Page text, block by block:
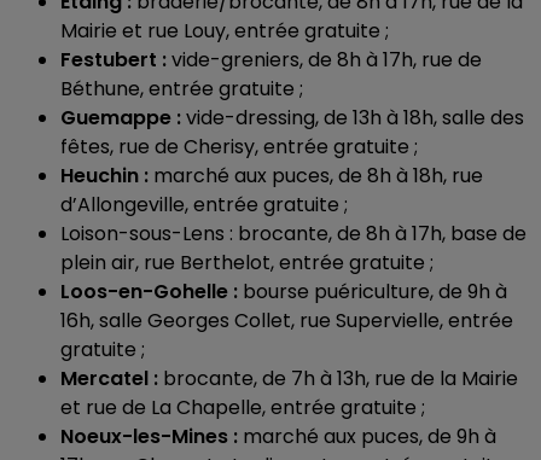
Mairie et rue Louy, entrée gratuite ;
Festubert :vide-greniers, de 8h à 17h, rue de
Béthune, entrée gratuite ;
Guemappe :vide-dressing, de 13h à 18h, salle des
fêtes, rue de Cherisy, entrée gratuite ;
Heuchin : marché aux puces, de 8h à 18h, rue
d’Allongeville, entrée gratuite ;
Loison-sous-Lens : brocante, de 8h à 17h, base de
plein air, rue Berthelot, entrée gratuite ;
Loos-en-Gohelle : bourse puériculture, de 9h à
16h, salle Georges Collet, rue Supervielle, entrée
gratuite ;
Mercatel : brocante, de 7h à 13h, rue de la Mairie
et rue de La Chapelle, entrée gratuite ;
Noeux-les-Mines : marché aux puces, de 9h à